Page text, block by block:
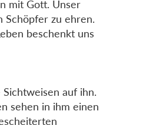
mit Gott. Unser
Schöpfer zu ehren.
beschenkt uns
auf ihn.
sehen in ihm einen